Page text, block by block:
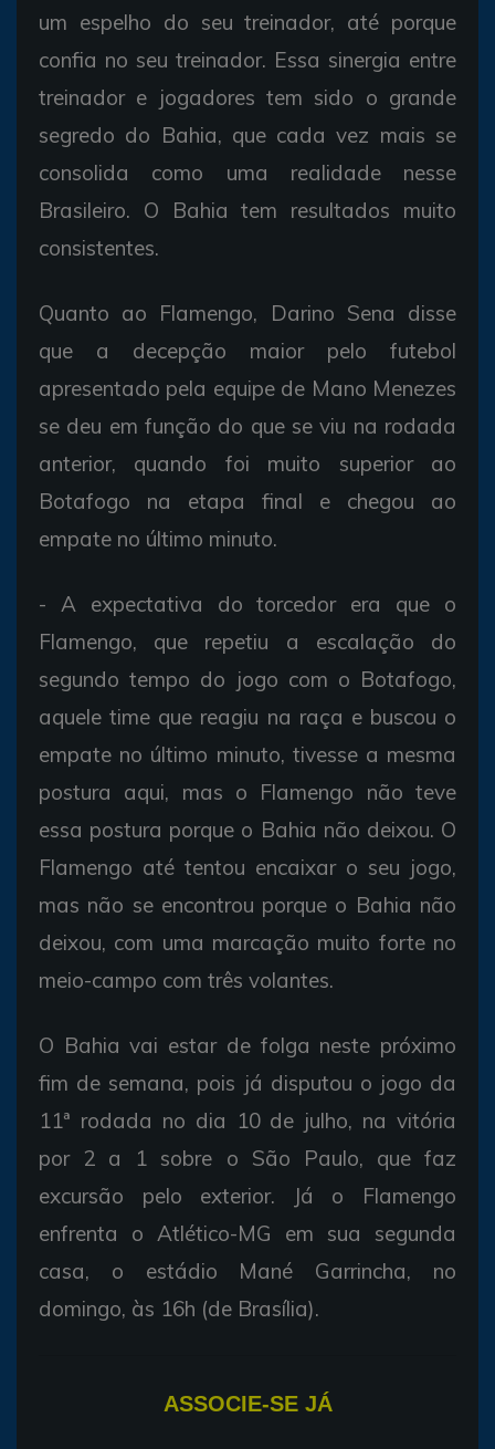
um espelho do seu treinador, até porque
confia no seu treinador. Essa sinergia entre
treinador e jogadores tem sido o grande
segredo do Bahia, que cada vez mais se
consolida como uma realidade nesse
Brasileiro. O Bahia tem resultados muito
consistentes.
Quanto ao Flamengo, Darino Sena disse
que a decepção maior pelo futebol
apresentado pela equipe de Mano Menezes
se deu em função do que se viu na rodada
anterior, quando foi muito superior ao
Botafogo na etapa final e chegou ao
empate no último minuto.
- A expectativa do torcedor era que o
Flamengo, que repetiu a escalação do
segundo tempo do jogo com o Botafogo,
aquele time que reagiu na raça e buscou o
empate no último minuto, tivesse a mesma
postura aqui, mas o Flamengo não teve
essa postura porque o Bahia não deixou. O
Flamengo até tentou encaixar o seu jogo,
mas não se encontrou porque o Bahia não
deixou, com uma marcação muito forte no
meio-campo com três volantes.
O Bahia vai estar de folga neste próximo
fim de semana, pois já disputou o jogo da
11ª rodada no dia 10 de julho, na vitória
por 2 a 1 sobre o São Paulo, que faz
excursão pelo exterior. Já o Flamengo
enfrenta o Atlético-MG em sua segunda
casa, o estádio Mané Garrincha, no
domingo, às 16h (de Brasília).
ASSOCIE-SE JÁ